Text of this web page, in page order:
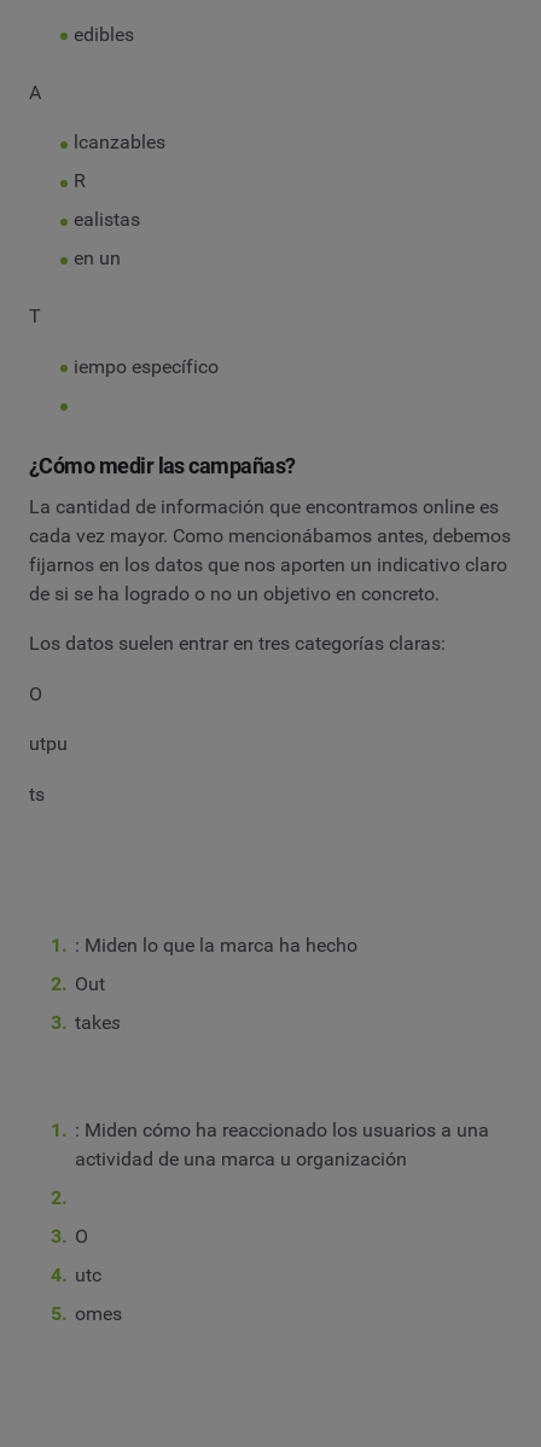
edibles
A
lcanzables
R
ealistas
en un
T
iempo específico
¿Cómo medir las campañas?
La cantidad de información que encontramos online es
cada vez mayor. Como mencionábamos antes, debemos
fijarnos en los datos que nos aporten un indicativo claro
de si se ha logrado o no un objetivo en concreto.
Los datos suelen entrar en tres categorías claras:
O
utpu
ts
: Miden lo que la marca ha hecho
Out
takes
: Miden cómo ha reaccionado los usuarios a una
actividad de una marca u organización
O
utc
omes